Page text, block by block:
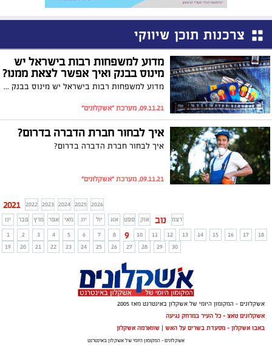
צרכנות תוכן שיווקי
מדוע למשפחות רבות בישראל יש
מינוס בבנק ואיך אפשר לצאת ממנו?
מדוע למשפחות רבות בישראל יש מינוס בבנק ואיך אפשר לצאת ממנו?
09.11.21, מערכת "אשקלונים"
איך לבחור חברת הדברה בדרום?
איך לבחור חברת הדברה בדרום?
09.11.21, מערכת "אשקלונים"
2021 2022 2023 2024 2025 2026
ינו
פבר מרץ אפר מאי יונ יול אוג ספט אוק נוב
דצמ
1
2 3 4 5 6 7 8 9 10 11 12 13 14 15 16 17
18
19
20 21 22 23 24 25 26 27 28 29 30
אשקלונים - המקומון היומי של אשקלון באינטרנט מאז 2005
אשקלונים טאצ - כל העיר במרחק נגיעה
באבו אשקלון - מסעדת בשרים על האש | שווארמה אשקלון
אשקלונים - המקומון היומי של אשקלון באינטרנט